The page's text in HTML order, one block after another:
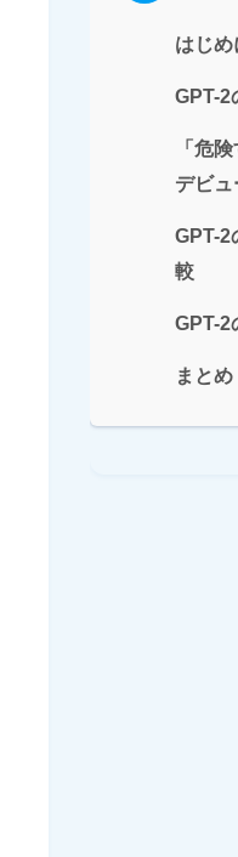
はじめ
GPT-2
「危
デビュ
GPT-2
較
GPT-2
まとめ